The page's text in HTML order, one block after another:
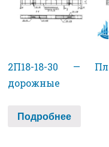
2П18-18-30 —
дорожные
Подробнее